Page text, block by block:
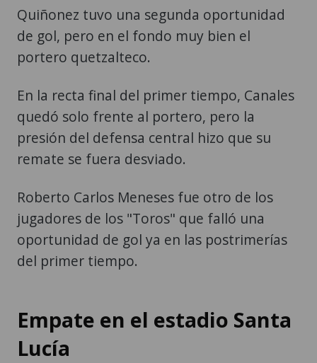
Quiñonez tuvo una segunda oportunidad
de gol, pero en el fondo muy bien el
portero quetzalteco.
En la recta final del primer tiempo, Canales
quedó solo frente al portero, pero la
presión del defensa central hizo que su
remate se fuera desviado.
Roberto Carlos Meneses fue otro de los
jugadores de los "Toros" que falló una
oportunidad de gol ya en las postrimerías
del primer tiempo.
Empate en el estadio Santa
Lucía